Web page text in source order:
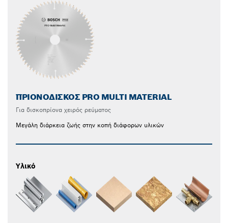
ΠΡΙΟΝΌΔΙΣΚΟΣ PRO MULTI MATERIAL
Για δισκοπρίονα χειρός ρεύματος
Μεγάλη διάρκεια ζωής στην κοπή διάφορων υλικών
Υλικό